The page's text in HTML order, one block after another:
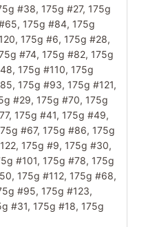
#38, 175g #27, 175g
175g #84, 175g
175g #6, 175g #28,
#74, 175g #82, 175g
175g #110, 175g
175g #93, 175g #121,
#29, 175g #70, 175g
175g #41, 175g #49,
#67, 175g #86, 175g
175g #9, 175g #30,
#101, 175g #78, 175g
175g #112, 175g #68,
#95, 175g #123,
#31, 175g #18, 175g